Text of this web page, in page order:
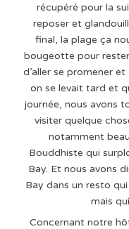
récupéré pour la
reposer et
final, la plage ça
bougeotte pour
d’aller se promener
on se levait tard et
journée, nous avons
visiter quelque
notamment
Bouddhiste qui
Bay. Et nous avons
Bay dans un resto
mais
Concernant notre